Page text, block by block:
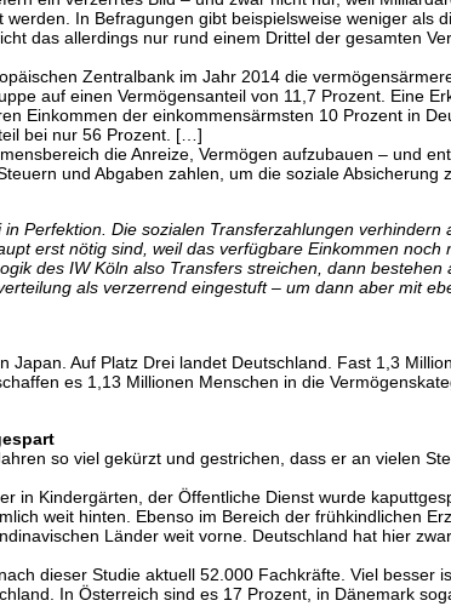
In Befragungen gibt beispielsweise weniger als
das allerdings nur rund einem Drittel der gesamten
Zentralbank im Jahr 2014 die
auf einen Vermögensanteil von 11,7 Prozent. Eine
Einkommen der einkommensärmsten 10 Prozent in
bei nur 56 Prozent. […]
die Anreize, Vermögen aufzubauen – und
und Abgaben zahlen, um die soziale
Perfektion. Die sozialen Transferzahlungen
erst nötig sind, weil das verfügbare Einkommen
des IW Köln also Transfers streichen, dann
als verzerrend eingestuft – um dann aber mit
Japan. Auf Platz Drei landet Deutschland. Fast 1,3
es 1,13 Millionen Menschen in die
so viel gekürzt und gestrichen, dass er an vielen
in Kindergärten, der Öffentliche Dienst wurde
weit hinten. Ebenso im Bereich der frühkindlichen
Länder weit vorne. Deutschland hat hier
dieser Studie aktuell 52.000 Fachkräfte. Viel besser
In Österreich sind es 17 Prozent, in Dänemark